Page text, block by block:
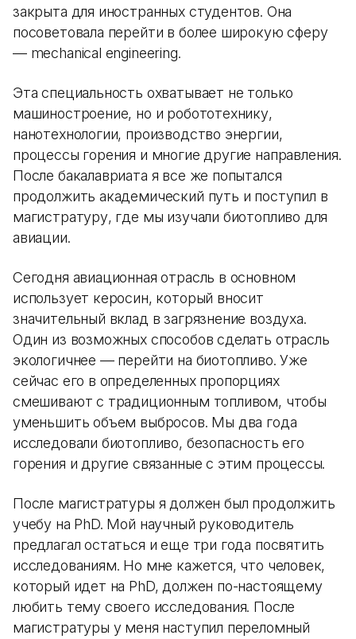
закрыта для иностранных студентов. Она
посоветовала перейти в более широкую сферу
— mechanical engineering.
Эта специальность охватывает не только
машиностроение, но и робототехнику,
нанотехнологии, производство энергии,
процессы горения и многие другие направления.
После бакалавриата я все же попытался
продолжить академический путь и поступил в
магистратуру, где мы изучали биотопливо для
авиации.
Сегодня авиационная отрасль в основном
использует керосин, который вносит
значительный вклад в загрязнение воздуха.
Один из возможных способов сделать отрасль
экологичнее — перейти на биотопливо. Уже
сейчас его в определенных пропорциях
смешивают с традиционным топливом, чтобы
уменьшить объем выбросов. Мы два года
исследовали биотопливо, безопасность его
горения и другие связанные с этим процессы.
После магистратуры я должен был продолжить
учебу на PhD. Мой научный руководитель
предлагал остаться и еще три года посвятить
исследованиям. Но мне кажется, что человек,
который идет на PhD, должен по-настоящему
любить тему своего исследования. После
магистратуры у меня наступил переломный